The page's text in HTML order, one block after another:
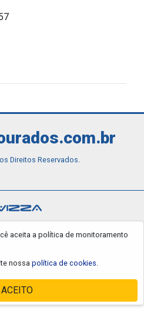
aceita a política de monitoramento
nossa política de cookies.
ACEITO
Direitos Reservados.